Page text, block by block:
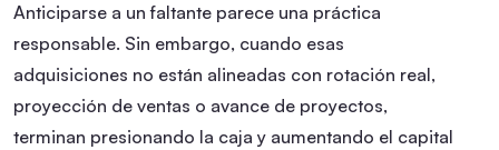
Anticiparse a un faltante parece una práctica
responsable. Sin embargo, cuando esas
adquisiciones no están alineadas con rotación real,
proyección de ventas o avance de proyectos,
terminan presionando la caja y aumentando el capital